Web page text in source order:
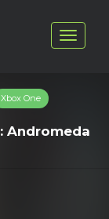
Xbox One
Andromeda